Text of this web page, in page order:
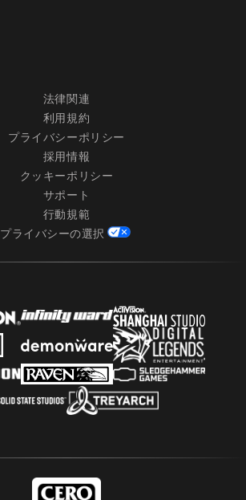
法律関連
利用規約
プライバシーポリシー
採用情報
クッキーポリシー
サポート
行動規範
プライバシーの選択